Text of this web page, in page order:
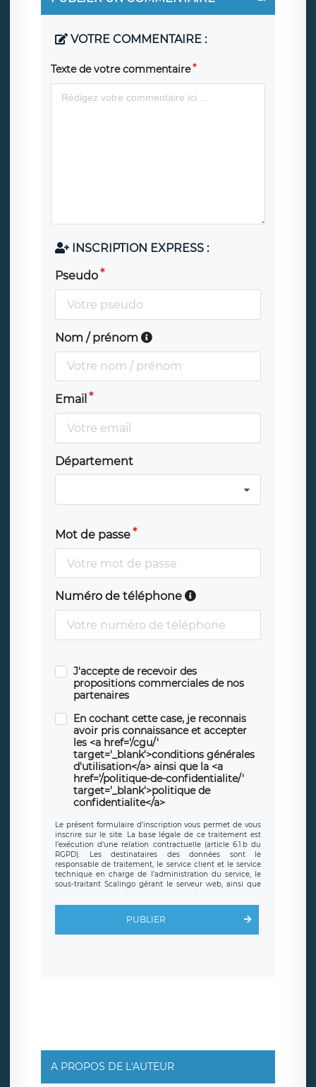
VOTRE COMMENTAIRE :
Texte de votre commentaire
INSCRIPTION EXPRESS :
Pseudo
Nom / prénom
Email
Département
Mot de passe
Numéro de téléphone
J'accepte de recevoir des
propositions commerciales de nos
partenaires
En cochant cette case, je reconnais
avoir pris connaissance et accepter
les <a href='/cgu/'
target='_blank'>conditions générales
d'utilisation</a> ainsi que la <a
href='/politique-de-confidentialite/'
target='_blank'>politique de
confidentialite</a>
Le présent formulaire d’inscription vous permet de vous
inscrire sur le site. La base légale de ce traitement est
l’exécution d’une relation contractuelle (article 6.1.b du
RGPD). Les destinataires des données sont le
responsable de traitement, le service client et le service
technique en charge de l’administration du service, le
sous-traitant Scalingo gérant le serveur web, ainsi que
toute personne légalement autorisée. Le formulaire
d’inscription est hébergé sur un serveur hébergé par
clauses de
protection conformes au RGPD
. Les données collectées
sont conservées jusqu’à ce que l’Internaute en sollicite la
rue Léopold Sédar Senghor, joignable à l’adresse mail :
responsabledetraitement@legavox.fr. Vous avez
également le droit d’introduire une réclamation auprès
d’une autorité de contrôle.
PUBLIER
A PROPOS DE L'AUTEUR